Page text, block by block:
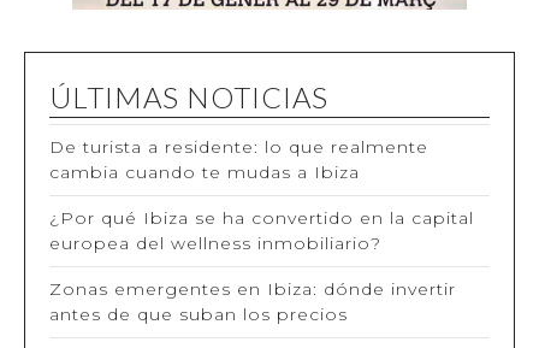
ÚLTIMAS NOTICIAS
De turista a residente: lo que realmente
cambia cuando te mudas a Ibiza
¿Por qué Ibiza se ha convertido en la capital
europea del wellness inmobiliario?
Zonas emergentes en Ibiza: dónde invertir
antes de que suban los precios